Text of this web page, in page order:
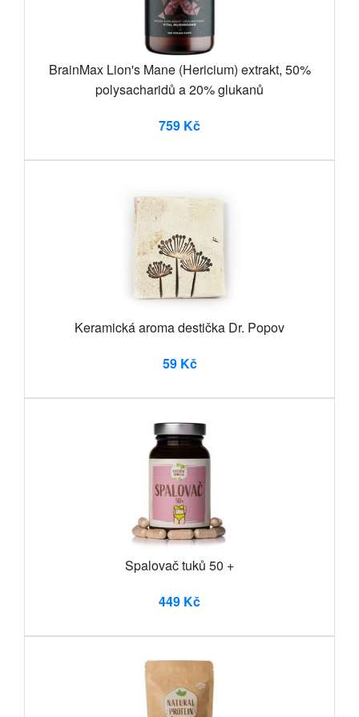
BrainMax Lion's Mane (Hericium) extrakt, 50%
polysacharidů a 20% glukanů
759 Kč
Keramická aroma destička Dr. Popov
59 Kč
Spalovač tuků 50 +
449 Kč